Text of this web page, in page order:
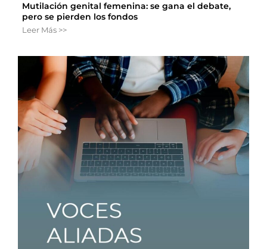
Mutilación genital femenina: se gana el debate,
pero se pierden los fondos
Leer Más >>